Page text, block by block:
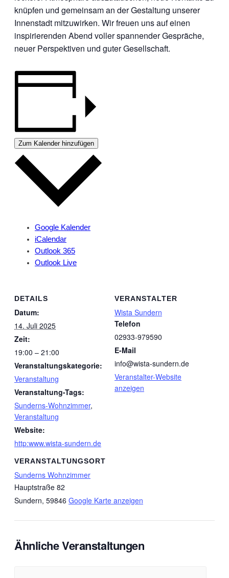
knüpfen und gemeinsam an der Gestaltung unserer
Innenstadt mitzuwirken. Wir freuen uns auf einen
inspirierenden Abend voller spannender Gespräche,
neuer Perspektiven und guter Gesellschaft.
Zum Kalender hinzufügen
Google Kalender
iCalendar
Outlook 365
Outlook Live
DETAILS
Datum:
14. Juli 2025
Zeit:
19:00 – 21:00
Veranstaltungskategorie:
Veranstaltung
Veranstaltung-Tags:
Sunderns-Wohnzimmer,
Veranstaltung
Website:
http:www.wista-sundern.de
VERANSTALTUNGSORT
Sunderns Wohnzimmer
Hauptstraße 82
Sundern, 59846 Google Karte anzeigen
VERANSTALTER
Wista Sundern
Telefon
02933-979590
E-Mail
info@wista-sundern.de
Veranstalter-Website
anzeigen
Ähnliche Veranstaltungen